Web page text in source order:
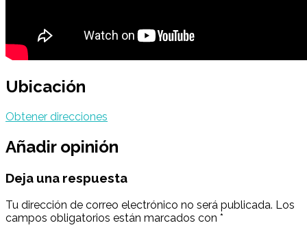
Ubicación
Obtener direcciones
Añadir opinión
Deja una respuesta
Tu dirección de correo electrónico no será publicada. Los
campos obligatorios están marcados con *